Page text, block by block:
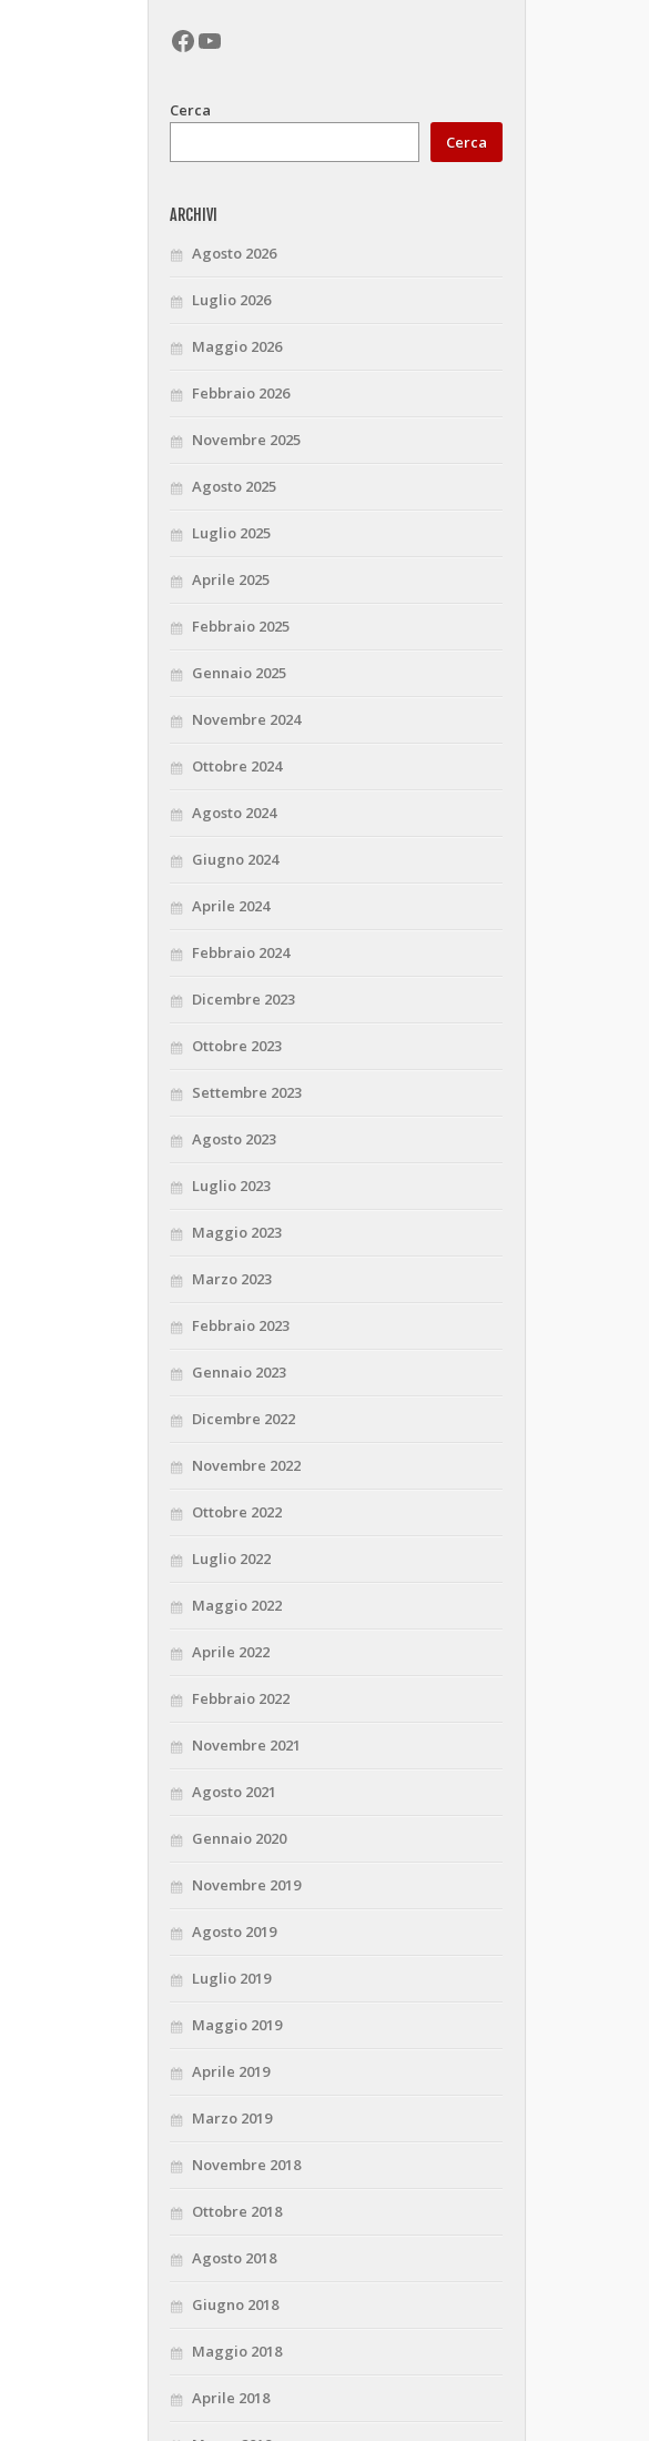
Facebook
YouTube
Cerca
Cerca
ARCHIVI
Agosto 2026
Luglio 2026
Maggio 2026
Febbraio 2026
Novembre 2025
Agosto 2025
Luglio 2025
Aprile 2025
Febbraio 2025
Gennaio 2025
Novembre 2024
Ottobre 2024
Agosto 2024
Giugno 2024
Aprile 2024
Febbraio 2024
Dicembre 2023
Ottobre 2023
Settembre 2023
Agosto 2023
Luglio 2023
Maggio 2023
Marzo 2023
Febbraio 2023
Gennaio 2023
Dicembre 2022
Novembre 2022
Ottobre 2022
Luglio 2022
Maggio 2022
Aprile 2022
Febbraio 2022
Novembre 2021
Agosto 2021
Gennaio 2020
Novembre 2019
Agosto 2019
Luglio 2019
Maggio 2019
Aprile 2019
Marzo 2019
Novembre 2018
Ottobre 2018
Agosto 2018
Giugno 2018
Maggio 2018
Aprile 2018